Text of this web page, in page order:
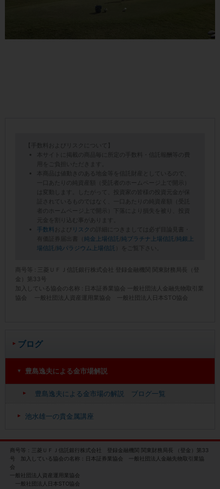
ブログ
豊島逸夫による金市場解説
豊島逸夫による金市場の解説 ブログ一覧
池水雄一の貴金属講座
【手数料およびリスクについて】
本サイトに掲載の商品毎に所定の手数料・信託報酬等の費
用をご負担いただきます。
本商品は値動きのある地金等を信託財産としているので、
一口あたりの純資産額（受託者のホームページ上で開示）
は変動します。したがって、投資家の皆様の投資元金が保
証されているものではなく、一口あたりの純資産額（受託
者のホームページ上で開示）下落により損失を被り、投資
元金を割り込む事があります。
手数料
および リスク
の詳細につきましては必ず目論見書・
有価証券届出書（ 純金上場信託 /純プラチナ上場信託 /純銀上
場信託 /純パラジウム上場信託 ）をご覧下さい。
商号等 : 三菱ＵＦＪ信託銀行株式会社 登録金融機関 関東財務局長（登
金）第33号
加入している協会の名称 : 日本証券業協会 一般社団法人金融先物取引業
協会 一般社団法人資産運用業協会 一般社団法人日本STO協会
商号等：三菱ＵＦＪ信託銀行株式会社 登録金融機関 関東財務局長 （登金）第33
号 加入している協会の名称：日本証券業協会 一般社団法人金融先物取引業協
会
一般社団法人資産運用業協会
一般社団法人日本STO協会